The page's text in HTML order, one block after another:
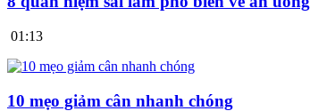
01:13
10 mẹo giảm cân nhanh chóng